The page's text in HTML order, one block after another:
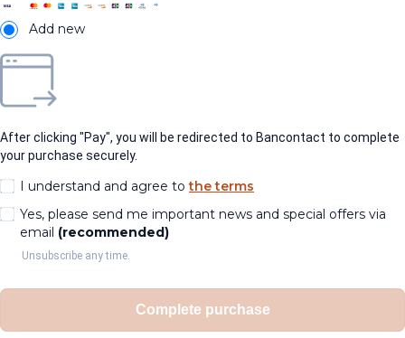
Add new
After clicking "Pay", you will be redirected to Bancontact to complete
your purchase securely.
I understand and agree tothe terms
Yes, please send me important news and special offers via
email (recommended)
Unsubscribe any time.
Complete purchase